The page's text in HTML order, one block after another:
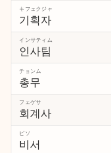
기획자
キフェクジャ
인사팀
インサティム
총무
チョンム
회계사
フェゲサ
비서
ピソ